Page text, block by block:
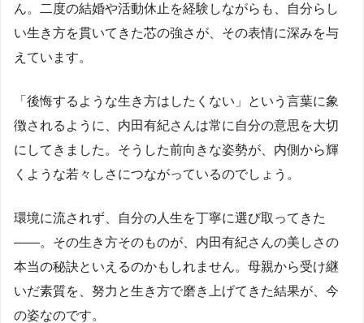
ん。二度の結婚や活動休止を経験しながらも、自分らし
い生き方を貫いてきた芯の強さが、その表情に深みを与
えています。
「後悔するような生き方はしたくない」という言葉に象
徴されるように、内田有紀さんは常に自分の意思を大切
にしてきました。そうした前向きな姿勢が、内側から輝
くような若々しさにつながっているのでしょう。
環境に流されず、自分の人生を丁寧に選び取ってきた
——。その生き方そのものが、内田有紀さんの美しさの
本当の秘訣といえるのかもしれません。母親から受け継
いだ素質を、努力と生き方で磨き上げてきた結果が、今
の姿なのです。